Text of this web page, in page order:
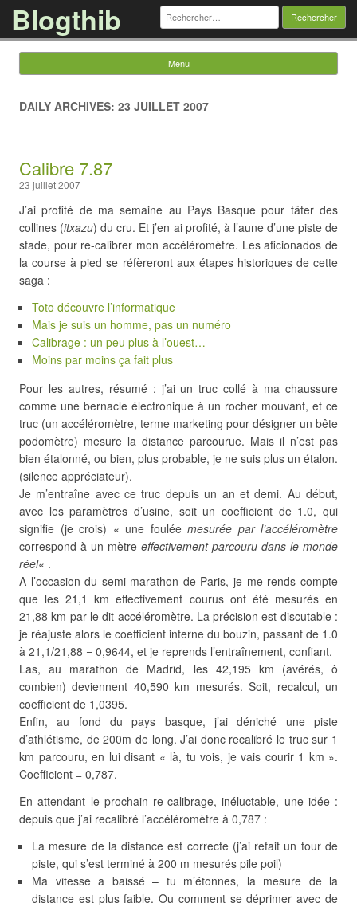
Blogthib Rechercher :
Menu
DAILY ARCHIVES: 23 JUILLET 2007
Calibre 7.87
23 juillet 2007
J’ai profité de ma semaine au Pays Basque pour tâter des
collines (itxazu) du cru. Et j’en ai profité, à l’aune d’une piste de
stade, pour re-calibrer mon accéléromètre. Les aficionados de
la course à pied se réfèreront aux étapes historiques de cette
saga :
Toto découvre l’informatique
Mais je suis un homme, pas un numéro
Calibrage : un peu plus à l’ouest…
Moins par moins ça fait plus
Pour les autres, résumé : j’ai un truc collé à ma chaussure
comme une bernacle électronique à un rocher mouvant, et ce
truc (un accéléromètre, terme marketing pour désigner un bête
podomètre) mesure la distance parcourue. Mais il n’est pas
bien étalonné, ou bien, plus probable, je ne suis plus un étalon.
(silence appréciateur).
Je m’entraîne avec ce truc depuis un an et demi. Au début,
avec les paramètres d’usine, soit un coefficient de 1.0, qui
signifie (je crois) « une foulée mesurée par l’accéléromètre
correspond à un mètre effectivement parcouru dans le monde
réel« .
A l’occasion du semi-marathon de Paris, je me rends compte
que les 21,1 km effectivement courus ont été mesurés en
21,88 km par le dit accéléromètre. La précision est discutable :
je réajuste alors le coefficient interne du bouzin, passant de 1.0
à 21,1/21,88 = 0,9644, et je reprends l’entraînement, confiant.
Las, au marathon de Madrid, les 42,195 km (avérés, ô
combien) deviennent 40,590 km mesurés. Soit, recalcul, un
coefficient de 1,0395.
Enfin, au fond du pays basque, j’ai déniché une piste
d’athlétisme, de 200m de long. J’ai donc recalibré le truc sur 1
km parcouru, en lui disant « là, tu vois, je vais courir 1 km ».
Coefficient = 0,787.
En attendant le prochain re-calibrage, inéluctable, une idée :
depuis que j’ai recalibré l’accéléromètre à 0,787 :
La mesure de la distance est correcte (j’ai refait un tour de
piste, qui s’est terminé à 200 m mesurés pile poil)
Ma vitesse a baissé – tu m’étonnes, la mesure de la
distance est plus faible. Ou comment se déprimer avec de